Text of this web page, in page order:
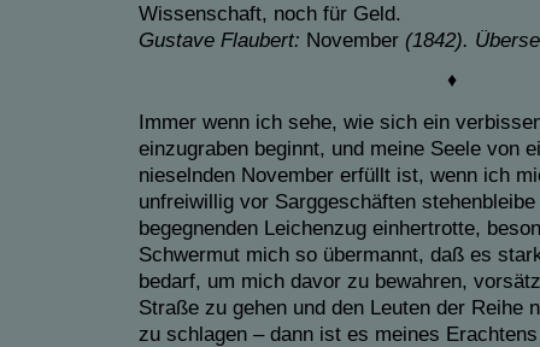
Wissenschaft, noch für Geld.
Gustave Flaubert: November (1842).
♦
Immer wenn ich sehe, wie sich ein
einzugraben beginnt, und meine Seele von
nieselnden November erfüllt ist, wenn ich
unfreiwillig vor Sarggeschäften
begegnenden Leichenzug einhertrotte,
Schwermut mich so übermannt, daß es
bedarf, um mich davor zu bewahren,
Straße zu gehen und den Leuten der Reihe
zu schlagen – dann ist es meines